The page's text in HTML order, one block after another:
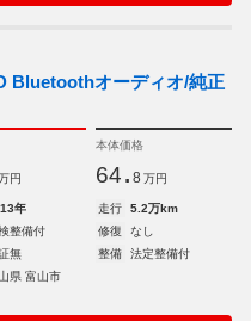
Bluetoothオーディオ/純正
円
本体価格
64. 8 万円
年 走行
5.2万km
整備付 修復
なし
無 整備
法定整備付
県 富山市